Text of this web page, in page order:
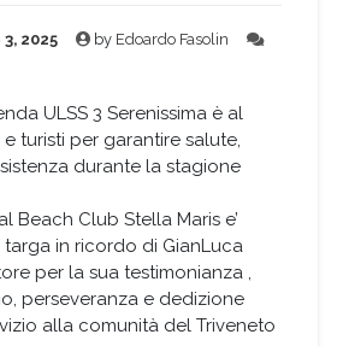
2025 by Edoardo Fasolin
avvio
“Vacanze
Stella
ULSS 3 Serenissima è al
turisti per garantire salute,
durante la stagione
Beach Club Stella Maris e’
in ricordo di GianLuca
per la sua testimonianza ,
perseveranza e dedizione
alla comunità del Triveneto